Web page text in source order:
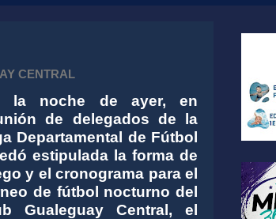
CENTRAL
la noche de ayer, en
de delegados de la
Departamental de Fútbol
estipulada la forma de
y el cronograma para el
de fútbol nocturno del
Gualeguay Central, el